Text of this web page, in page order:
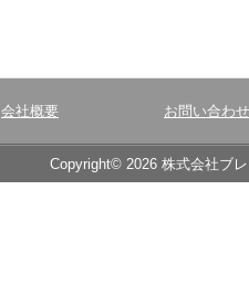
会社概要 お問い合わせ
Copyright© 2026 株式会社ブ